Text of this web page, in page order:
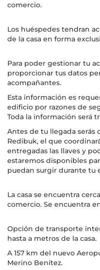
comercio.
Los huéspedes tendran
de la casa en forma
Para poder gestionar tu
proporcionar tus datos
acompañantes.
Esta información es
edificio por razones de
Toda la información será
Antes de tu llegada
Redibuk, el que
entregadas las llaves y
estaremos disponibles
puedan surgir durante tu
La casa se encuentra
comercio. Se encuentra
Opción de transporte
hasta a metros de la casa.
A 157 km del nuevo
Merino Benítez.